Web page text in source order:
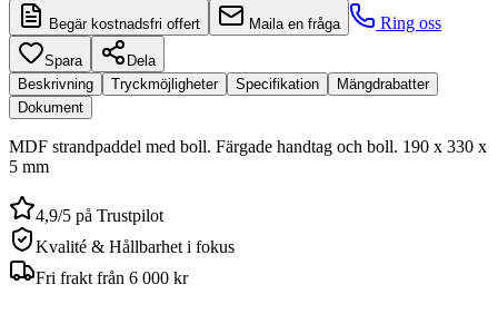
Begär kostnadsfri offert Maila en fråga Ring oss
Spara
Dela
Beskrivning
Tryckmöjligheter Specifikation
Mängdrabatter
Dokument
MDF strandpaddel med boll. Färgade handtag och boll. 190 x 330 x
5 mm
4,9/5 på Trustpilot
Kvalité & Hållbarhet i fokus
Fri frakt från 6 000 kr